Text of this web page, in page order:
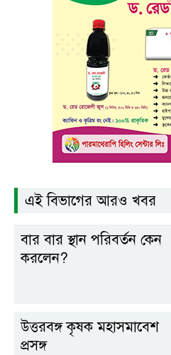
এই বিভাগের আরও খবর
বার বার স্থান পরিবর্তন কেন
করলেন?
উত্তরবঙ্গ কৃষক মহাসমাবেশ
প্রসঙ্গ